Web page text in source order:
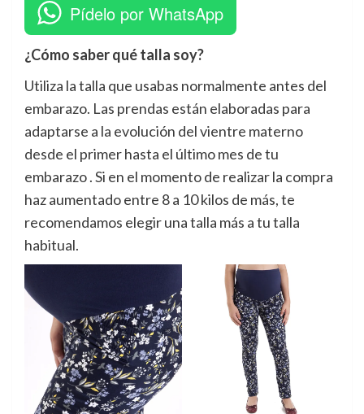
Pídelo por WhatsApp
¿Cómo saber qué talla soy?
Utiliza la talla que usabas normalmente antes del
embarazo. Las prendas están elaboradas para
adaptarse a la evolución del vientre materno
desde el primer hasta el último mes de tu
embarazo . Si en el momento de realizar la compra
haz aumentado entre 8 a 10 kilos de más, te
recomendamos elegir una talla más a tu talla
habitual.